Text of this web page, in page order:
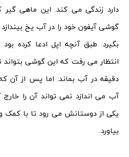
دارد زندگی می کند. این ماهی
گوشی آیفون خود را در آب یخ بیندازد
دقیقه در آب بماند. اما پس از آن
آب می اندازد نمی تواند آن را
یکی از دوستانش می رود تا با کمک
بیاورد.